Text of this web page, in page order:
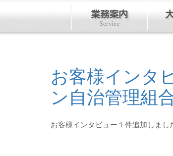
お客様インタ
ン自治管理組
お客様インタビュー１件追加しま